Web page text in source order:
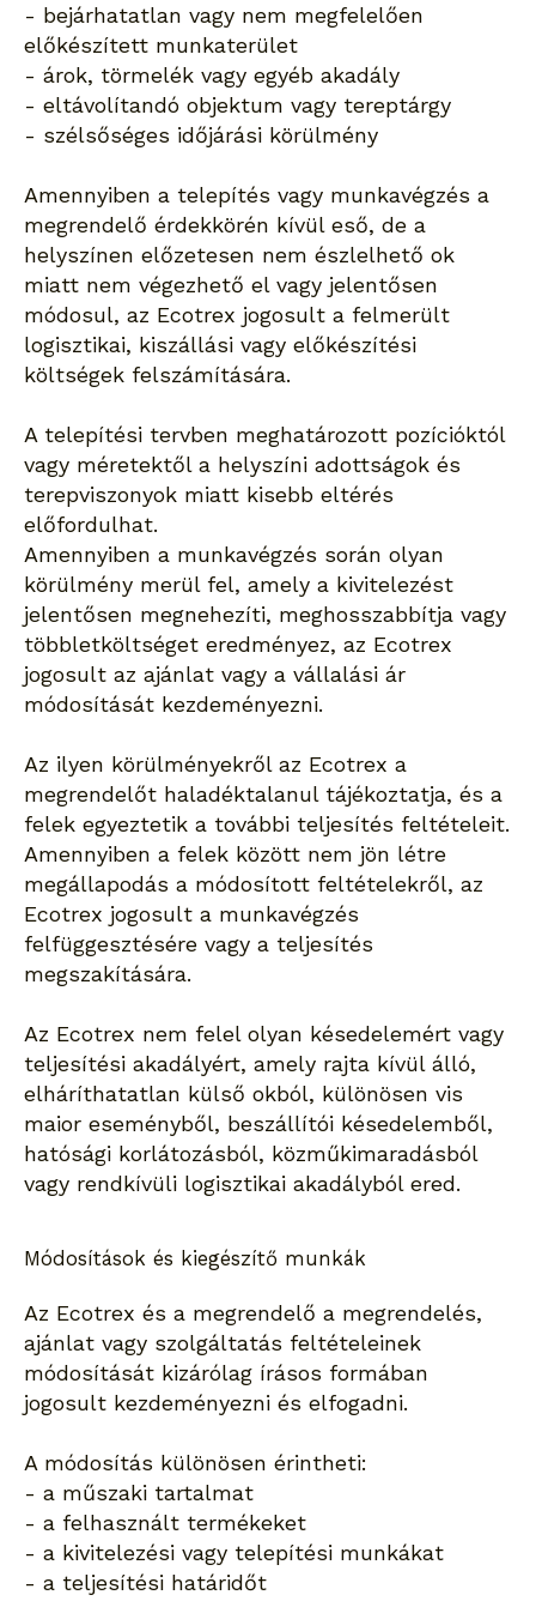
- bejárhatatlan vagy nem megfelelően
előkészített munkaterület
- árok, törmelék vagy egyéb akadály
- eltávolítandó objektum vagy tereptárgy
- szélsőséges időjárási körülmény
Amennyiben a telepítés vagy munkavégzés a
megrendelő érdekkörén kívül eső, de a
helyszínen előzetesen nem észlelhető ok
miatt nem végezhető el vagy jelentősen
módosul, az Ecotrex jogosult a felmerült
logisztikai, kiszállási vagy előkészítési
költségek felszámítására.
A telepítési tervben meghatározott pozícióktól
vagy méretektől a helyszíni adottságok és
terepviszonyok miatt kisebb eltérés
előfordulhat.
Amennyiben a munkavégzés során olyan
körülmény merül fel, amely a kivitelezést
jelentősen megnehezíti, meghosszabbítja vagy
többletköltséget eredményez, az Ecotrex
jogosult az ajánlat vagy a vállalási ár
módosítását kezdeményezni.
Az ilyen körülményekről az Ecotrex a
megrendelőt haladéktalanul tájékoztatja, és a
felek egyeztetik a további teljesítés feltételeit.
Amennyiben a felek között nem jön létre
megállapodás a módosított feltételekről, az
Ecotrex jogosult a munkavégzés
felfüggesztésére vagy a teljesítés
megszakítására.
Az Ecotrex nem felel olyan késedelemért vagy
teljesítési akadályért, amely rajta kívül álló,
elháríthatatlan külső okból, különösen vis
maior eseményből, beszállítói késedelemből,
hatósági korlátozásból, közműkimaradásból
vagy rendkívüli logisztikai akadályból ered.
Módosítások és kiegészítő munkák
Az Ecotrex és a megrendelő a megrendelés,
ajánlat vagy szolgáltatás feltételeinek
módosítását kizárólag írásos formában
jogosult kezdeményezni és elfogadni.
A módosítás különösen érintheti:
- a műszaki tartalmat
- a felhasznált termékeket
- a kivitelezési vagy telepítési munkákat
- a teljesítési határidőt